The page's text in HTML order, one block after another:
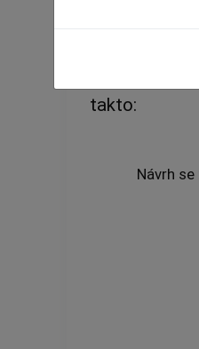
takto:
Návrh